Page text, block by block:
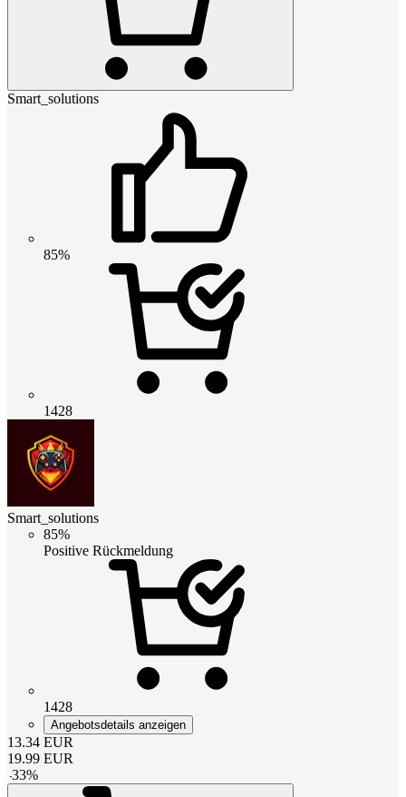
Smart_solutions
85%
1428
Smart_solutions
85%
Positive Rückmeldung
1428
Angebotsdetails anzeigen
13.34 EUR
19.99 EUR
-33%